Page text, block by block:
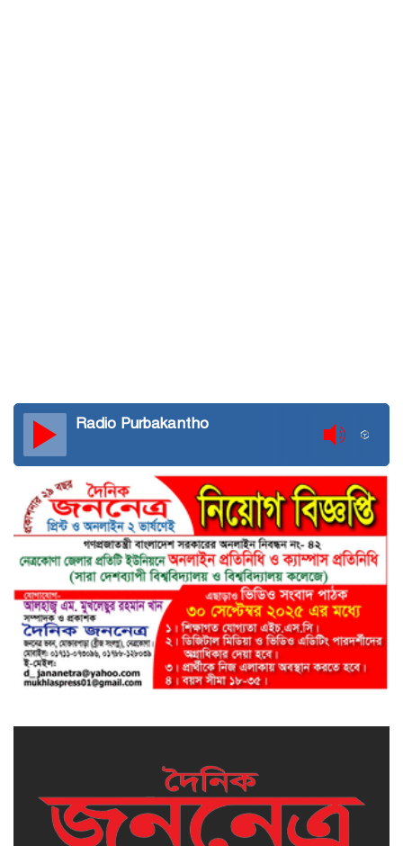
Radio Purbakantho